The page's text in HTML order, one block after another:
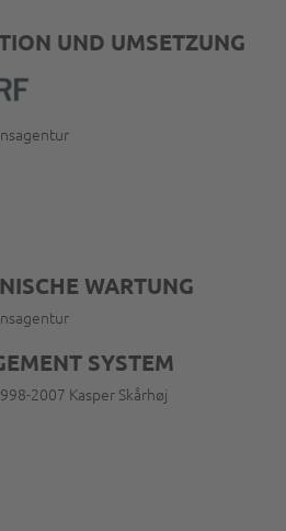
UND UMSETZUNG
WARTUNG
SYSTEM
2007 Kasper Skårhøj